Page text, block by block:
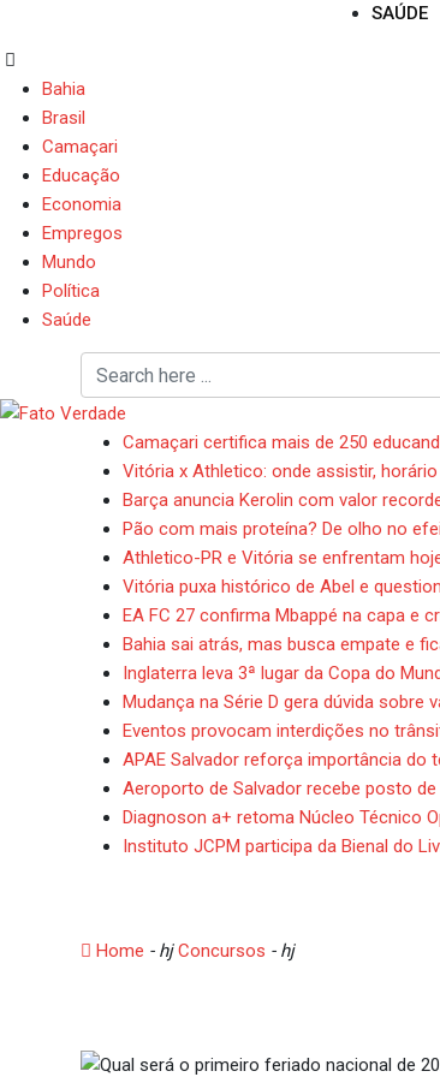
SAÚDE
Bahia
Brasil
Camaçari
Educação
Economia
Empregos
Mundo
Política
Saúde
Camaçari certifica mais de 250
Vitória x Athletico: onde assistir,
Barça anuncia Kerolin com valor
Pão com mais proteína? De olho no
Athletico-PR e Vitória se enfrentam
Vitória puxa histórico de Abel e
EA FC 27 confirma Mbappé na capa e
Bahia sai atrás, mas busca empate e
Inglaterra leva 3ª lugar da Copa do
Mudança na Série D gera dúvida sobre
Eventos provocam interdições no
APAE Salvador reforça importância do
Aeroporto de Salvador recebe posto
Diagnoson a+ retoma Núcleo Técnico
Instituto JCPM participa da Bienal do
Home - hjConcursos - hjQual será o